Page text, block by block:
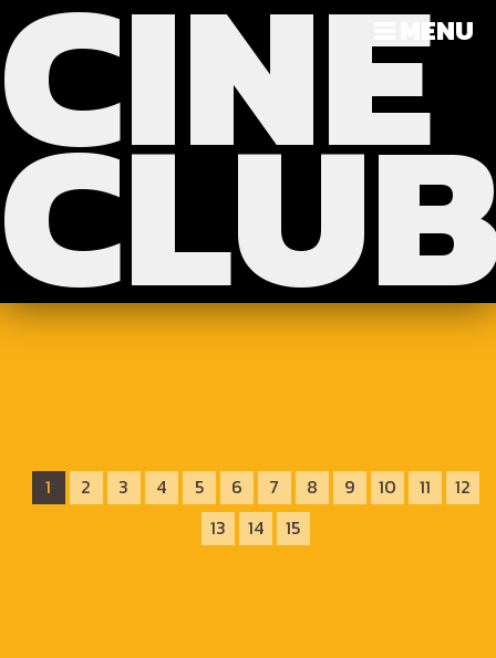
MENU
CINE
>>>
1 2 3 4 5 6 7 8 9 10 11
12
13
14 15